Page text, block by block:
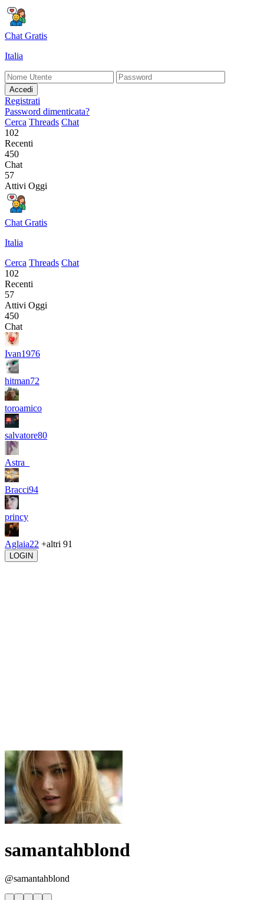
Chat Gratis
Italia
Accedi
Registrati
Password dimenticata?
Cerca Threads Chat
102
Recenti
450
Chat
57
Attivi Oggi
Chat Gratis
Italia
Cerca Threads Chat
102
Recenti
57
Attivi Oggi
450
Chat
Ivan1976
hitman72
toroamico
salvatore80
Astra_
Bracci94
princy
Aglaia22 +altri 91
LOGIN
samantahblond
@samantahblond